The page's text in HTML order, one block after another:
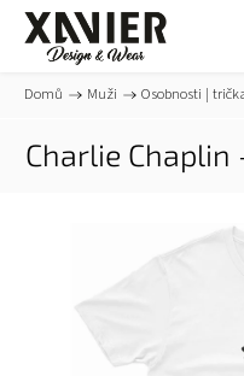
Domů / Muži / Osobnosti |
Charlie